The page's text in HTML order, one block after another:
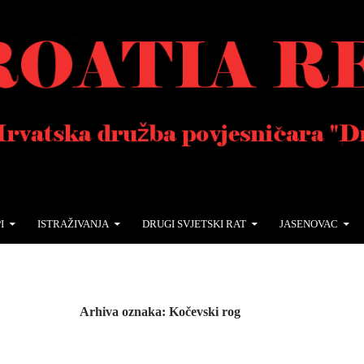
ISTRAŽIVANJA DRUGI SVJETSKI RAT JASENOVAC
Arhiva oznaka: Kočevski rog